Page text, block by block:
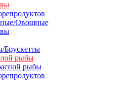
Овощные
Брускетты
рыбы
рыбы